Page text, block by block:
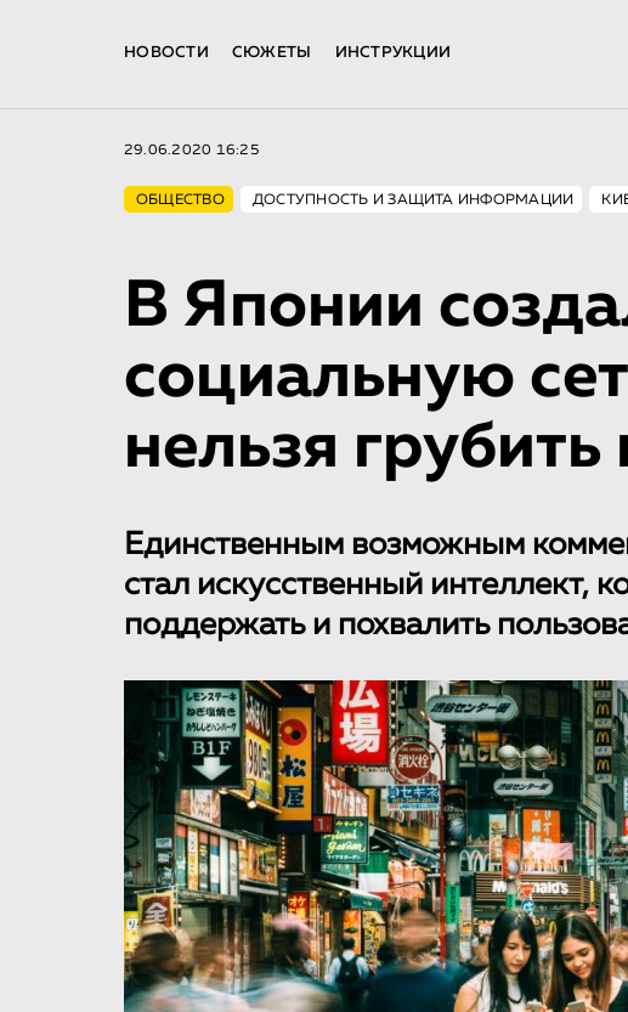
НОВОСТИ СЮЖЕТЫ ИНСТРУКЦИИ
29.06.2020 16:25
ОБЩЕСТВО ДОСТУПНОСТЬ И ЗАЩИТА ИНФОРМАЦИИ
В Японии
социальную
нельзя
Единственным возможным
стал искусственный интеллект,
поддержать и похвалить